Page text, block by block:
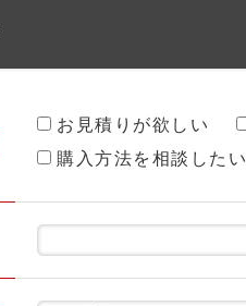
お見積りが欲しい
購入方法を相談したい